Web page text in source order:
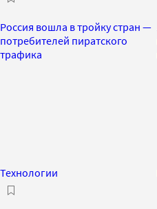
Россия вошла в тройку стран —
потребителей пиратского
трафика
Технологии